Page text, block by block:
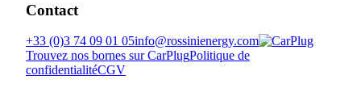
Contact
+33 (0)3 74 09 01 05info@rossinienergy.com
Trouvez nos bornes sur CarPlugPolitique de
confidentialitéCGV